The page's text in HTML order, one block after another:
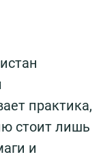
практика,
стоит лишь
и